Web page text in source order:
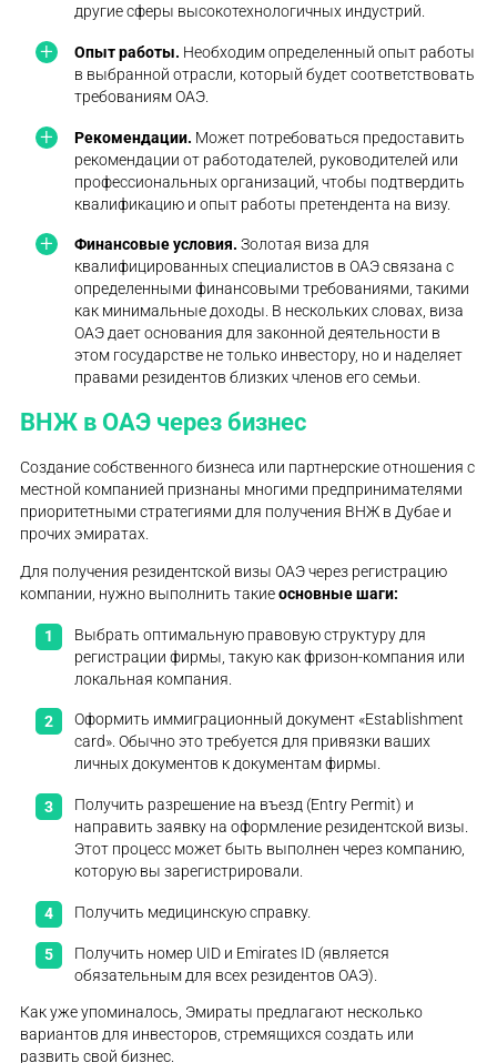
другие сферы высокотехнологичных индустрий.
Опыт работы. Необходим определенный опыт работы
в выбранной отрасли, который будет соответствовать
требованиям ОАЭ.
Рекомендации. Может потребоваться предоставить
рекомендации от работодателей, руководителей или
профессиональных организаций, чтобы подтвердить
квалификацию и опыт работы претендента на визу.
Финансовые условия.Золотая виза для
квалифицированных специалистов в ОАЭ связана с
определенными финансовыми требованиями, такими
как минимальные доходы. В нескольких словах, виза
ОАЭ дает основания для законной деятельности в
этом государстве не только инвестору, но и наделяет
правами резидентов близких членов его семьи.
ВНЖ в ОАЭ через бизнес
Создание собственного бизнеса или партнерские отношения с
местной компанией признаны многими предпринимателями
приоритетными стратегиями для получения ВНЖ в Дубае и
прочих эмиратах.
Для получения резидентской визы ОАЭ через регистрацию
компании, нужно выполнить такиеосновные шаги:
Выбрать оптимальную правовую структуру для
регистрации фирмы, такую как фризон-компания или
локальная компания.
Оформить иммиграционный документ «Establishment
card». Обычно это требуется для привязки ваших
личных документов к документам фирмы.
Получить разрешение на въезд (Entry Permit) и
направить заявку на оформление резидентской визы.
Этот процесс может быть выполнен через компанию,
которую вы зарегистрировали.
Получить медицинскую справку.
Получить номер UID и Emirates ID (является
обязательным для всех резидентов ОАЭ).
Как уже упоминалось, Эмираты предлагают несколько
вариантов для инвесторов, стремящихся создать или
развить свой бизнес.